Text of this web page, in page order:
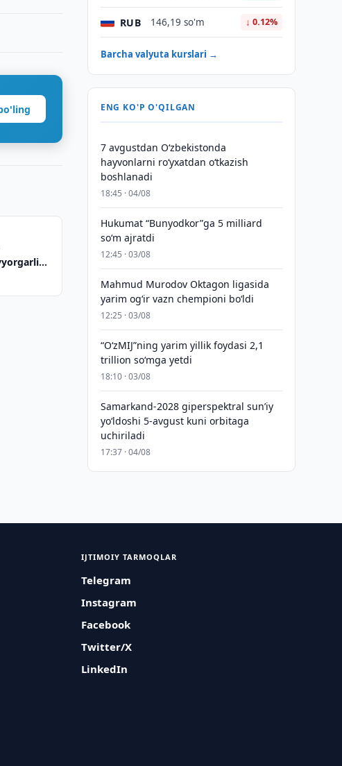
RUB 146,19 so'm ↓ 0.12%
Barcha valyuta kurslari →
ENG KO'P O'QILGAN
7 avgustdan O‘zbekistonda
hayvonlarni ro‘yxatdan o‘tkazish
boshlanadi
18:45 · 04/08
Hukumat “Bunyodkor”ga 5 milliard
so‘m ajratdi
12:45 · 03/08
Mahmud Murodov Oktagon ligasida
yarim og‘ir vazn chempioni bo‘ldi
12:25 · 03/08
“O‘zMIJ”ning yarim yillik foydasi 2,1
trillion so‘mga yetdi
18:10 · 03/08
Samarkand-2028 giperspektral sun’iy
yo‘ldoshi 5-avgust kuni orbitaga
uchiriladi
17:37 · 04/08
IJTIMOIY TARMOQLAR
Telegram
Instagram
Facebook
Twitter/X
LinkedIn